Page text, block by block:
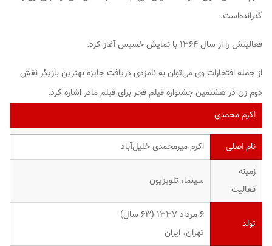
گذرانده‌است.
فعالیتش را از سال ۱۳۶۴ با نمایش خسیس آغاز کرد.
از جمله افتخارات وی می‌توان به نامزدی دریافت جایزه بهترین بازیگر نقش
دوم زن در هشتمین جشنواره فیلم فجر برای فیلم مادر اشاره کرد.
اکرم محمدی
نام اصلی
اکرم میرمحمدی خلیل‌آباد
زمینه
فعالیت
سینما، تلویزیون
تولد
۶ مرداد ۱۳۳۷ ‏(۶۳ سال)
تهران، ایران